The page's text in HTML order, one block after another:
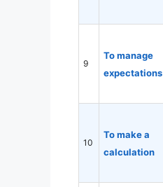
9
To manage
expectations
10
To make a
calculation